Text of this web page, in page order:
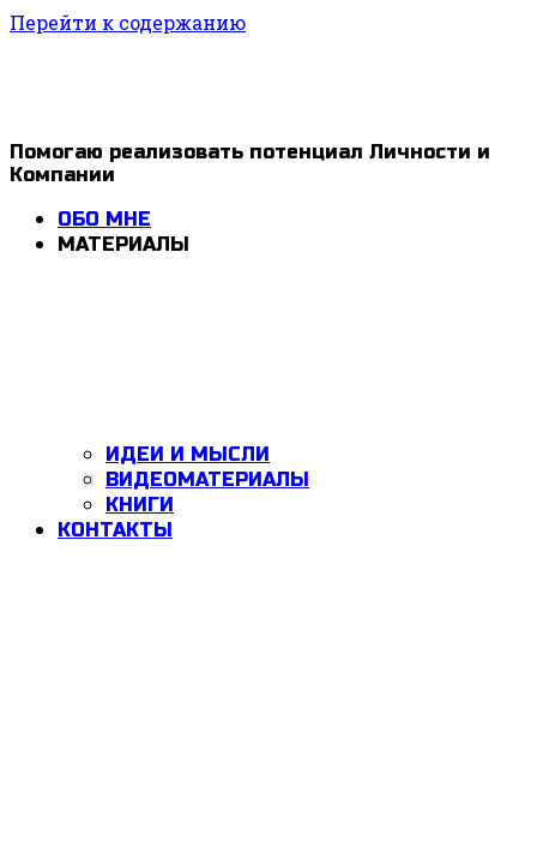
Перейти к содержанию
1ldar
Valiev
Помогаю реализовать потенциал Личности и
Компании
ОБО МНЕ
МАТЕРИАЛЫ
ИДЕИ И МЫСЛИ
ВИДЕОМАТЕРИАЛЫ
КНИГИ
КОНТАКТЫ